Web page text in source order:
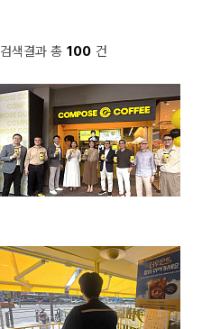
검색결과 총 100 건